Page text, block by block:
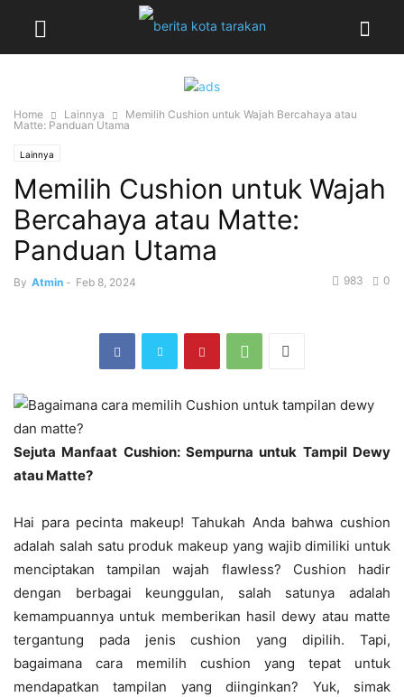
Home Lainnya
Memilih Cushion untuk Wajah Bercahaya atau
Matte: Panduan Utama
Lainnya
Memilih Cushion untuk Wajah
Bercahaya atau Matte:
Panduan Utama
By Atmin - Feb 8, 2024 0
983
Sejuta Manfaat Cushion: Sempurna untuk Tampil Dewy
atau Matte?
Hai para pecinta makeup! Tahukah Anda bahwa cushion
adalah salah satu produk makeup yang wajib dimiliki untuk
menciptakan tampilan wajah flawless? Cushion hadir
dengan berbagai keunggulan, salah satunya adalah
kemampuannya untuk memberikan hasil dewy atau matte
tergantung pada jenis cushion yang dipilih. Tapi,
bagaimana cara memilih cushion yang tepat untuk
mendapatkan tampilan yang diinginkan? Yuk, simak